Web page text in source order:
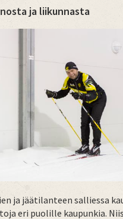
ja liikunnasta
ja jäätilanteen salliessa
eri puolille kaupunkia.